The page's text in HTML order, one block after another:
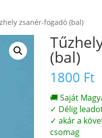
zsanér-fogadó (bal)
(bal)
1800 Ft
🚚 Saját
✓ Délig
✓ akár a
csomag